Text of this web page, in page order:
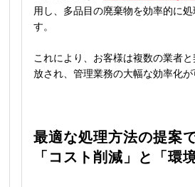
用し、多品目の廃棄物を効率的に
す。
これにより、お客様は複数の業者
放され、管理業務の大幅な効率化が
最適な処理方法の提案
「コスト削減」と「環